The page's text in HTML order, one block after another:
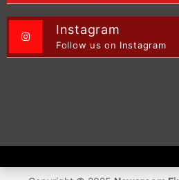
Instagram
Follow us on Instagram